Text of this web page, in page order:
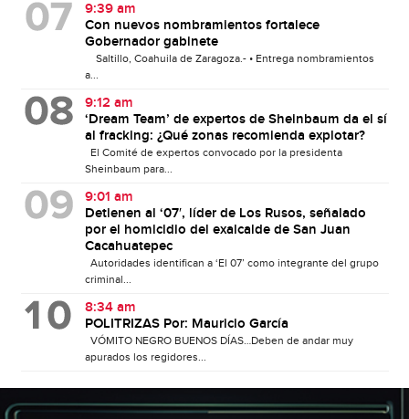
9:39 am
Con nuevos nombramientos fortalece
Gobernador gabinete
Saltillo, Coahuila de Zaragoza.- • Entrega nombramientos
a...
9:12 am
‘Dream Team’ de expertos de Sheinbaum da el sí
al fracking: ¿Qué zonas recomienda explotar?
El Comité de expertos convocado por la presidenta
Sheinbaum para...
9:01 am
Detienen al ‘07′, líder de Los Rusos, señalado
por el homicidio del exalcalde de San Juan
Cacahuatepec
Autoridades identifican a ‘El 07’ como integrante del grupo
criminal...
8:34 am
POLITRIZAS Por: Mauricio García
VÓMITO NEGRO BUENOS DÍAS…Deben de andar muy
apurados los regidores...